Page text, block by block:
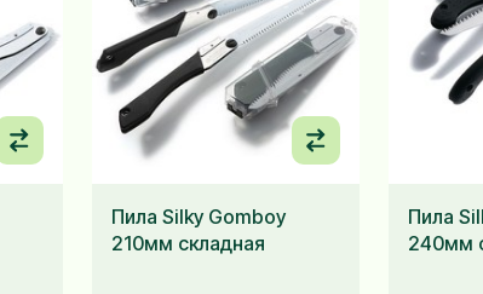
Пила Silky Gomboy
210мм складная
Пила
240мм